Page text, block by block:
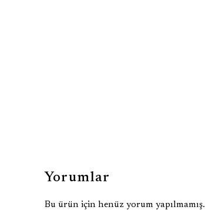
Yorumlar
Bu ürün için henüz yorum yapılmamış.